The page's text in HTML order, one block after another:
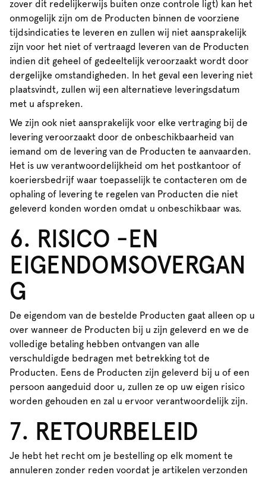
zover dit redelijkerwijs buiten onze controle ligt) kan het
onmogelijk zijn om de Producten binnen de voorziene
tijdsindicaties te leveren en zullen wij niet aansprakelijk
zijn voor het niet of vertraagd leveren van de Producten
indien dit geheel of gedeeltelijk veroorzaakt wordt door
dergelijke omstandigheden. In het geval een levering niet
plaatsvindt, zullen wij een alternatieve leveringsdatum
met u afspreken.
We zijn ook niet aansprakelijk voor elke vertraging bij de
levering veroorzaakt door de onbeschikbaarheid van
iemand om de levering van de Producten te aanvaarden.
Het is uw verantwoordelijkheid om het postkantoor of
koeriersbedrijf waar toepasselijk te contacteren om de
ophaling of levering te regelen van Producten die niet
geleverd konden worden omdat u onbeschikbaar was.
6. RISICO -EN
EIGENDOMSOVERGAN
G
De eigendom van de bestelde Producten gaat alleen op u
over wanneer de Producten bij u zijn geleverd en we de
volledige betaling hebben ontvangen van alle
verschuldigde bedragen met betrekking tot de
Producten. Eens de Producten zijn geleverd bij u of een
persoon aangeduid door u, zullen ze op uw eigen risico
worden gehouden en zal u ervoor verantwoordelijk zijn.
7. RETOURBELEID
Je hebt het recht om je bestelling op elk moment te
annuleren zonder reden voordat je artikelen verzonden